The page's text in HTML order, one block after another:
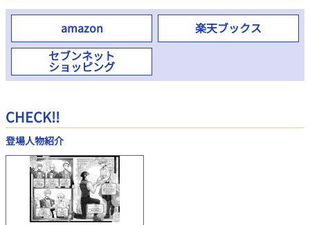
amazon
楽天ブックス
セブンネット
ショッピング
CHECK!!
登場人物紹介